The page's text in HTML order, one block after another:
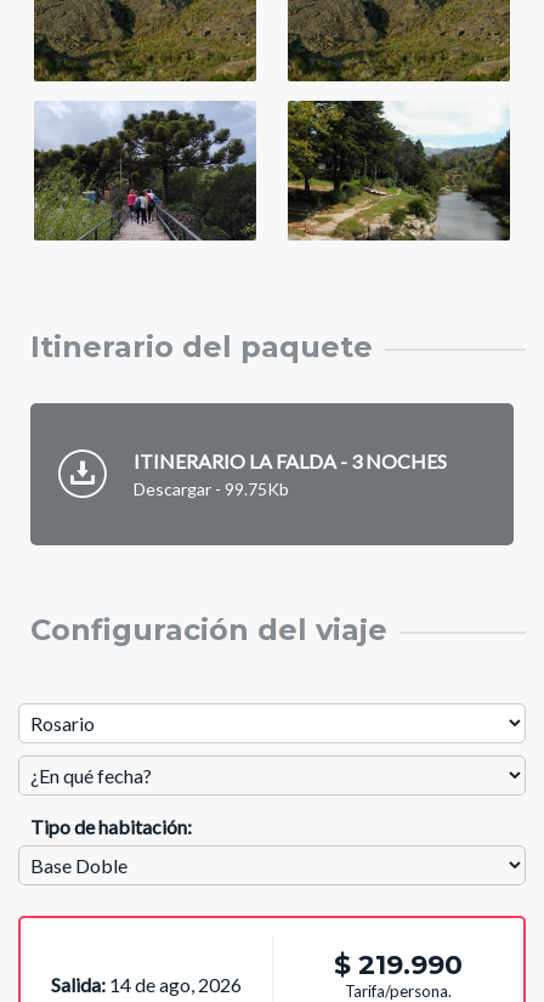
Itinerario del paquete
ITINERARIO LA FALDA - 3 NOCHES
Descargar - 99.75Kb
Configuración del viaje
Tipo de habitación:
Salida: 14 de ago, 2026
$ 219.990
Tarifa/persona.